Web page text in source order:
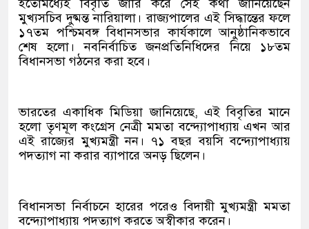
ইতোমধ্যেই বিবৃতি জারি করে সেই কথা জানিয়েছেন
মুখ্যসচিব দুষ্মন্ত নারিয়ালা। রাজ্যপালের এই সিদ্ধান্তের ফলে
১৭তম পশ্চিমবঙ্গ বিধানসভার কার্যকালে আনুষ্ঠানিকভাবে
শেষ হলো। নবনির্বাচিত জনপ্রতিনিধিদের নিয়ে ১৮তম
বিধানসভা গঠনের করা হবে।
ভারতের একাধিক মিডিয়া জানিয়েছে, এই বিবৃতির মানে
হলো তৃণমূল কংগ্রেস নেত্রী মমতা বন্দ্যোপাধ্যায় এখন আর
এই রাজ্যের মুখ্যমন্ত্রী নন। ৭১ বছর বয়সি বন্দ্যোপাধ্যায়
পদত্যাগ না করার ব্যাপারে অনড় ছিলেন।
বিধানসভা নির্বাচনে হারের পরেও বিদায়ী মুখ্যমন্ত্রী মমতা
বন্দ্যোপাধ্যায় পদত্যাগ করতে অস্বীকার করেন।